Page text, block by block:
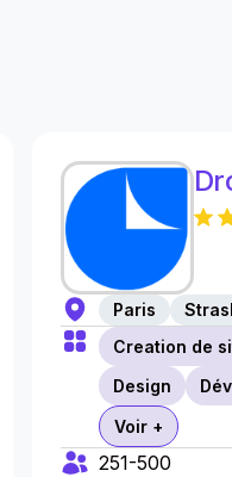
Paris
Creation de
Design
Voir +
251-500